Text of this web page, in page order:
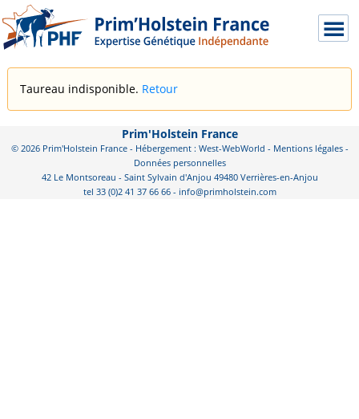
Taureau indisponible. Retour
Prim'Holstein France
© 2026 Prim'Holstein France - Hébergement : West-WebWorld - Mentions légales-
Données personnelles
42 Le Montsoreau - Saint Sylvain d'Anjou 49480 Verrières-en-Anjou
tel 33 (0)2 41 37 66 66 - info@primholstein.com